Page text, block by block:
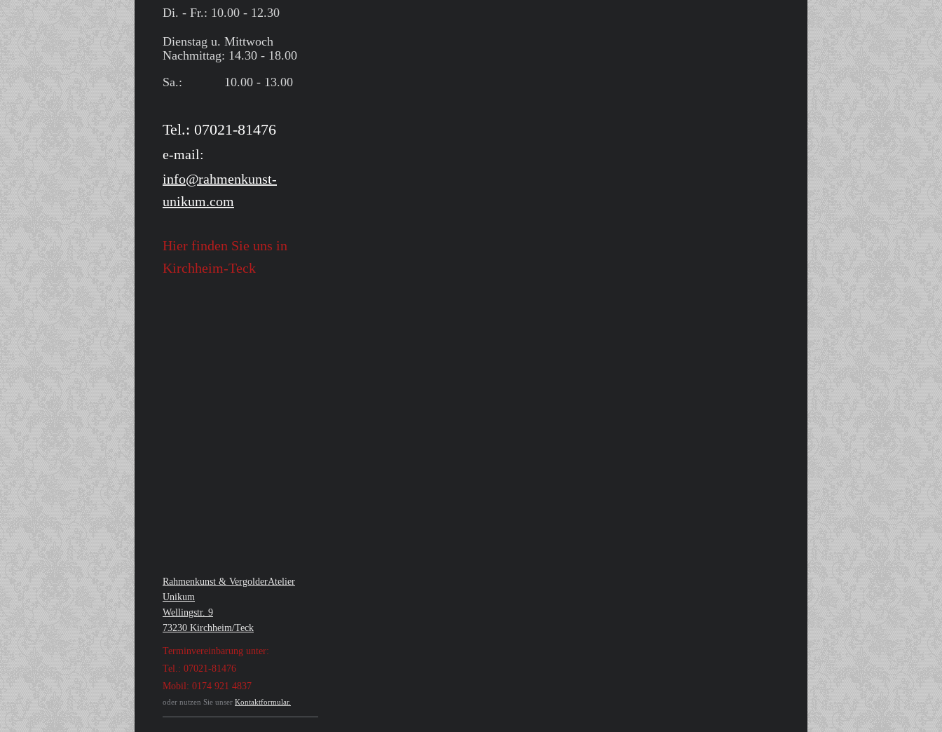
Di. - Fr.: 10.00 - 12.30
Dienstag u. Mittwoch
Nachmittag: 14.30 - 18.00
Sa.: 10.00 - 13.00
Tel.: 07021-81476
e-mail:
info@rahmenkunst-
unikum.com
Hier finden Sie uns in
Kirchheim-Teck
Rahmenkunst & VergolderAtelier
Unikum
Wellingstr. 9
73230 Kirchheim/Teck
Terminvereinbarung unter:
Tel.: 07021-81476
Mobil: 0174 921 4837
oder nutzen Sie unser Kontaktformular.